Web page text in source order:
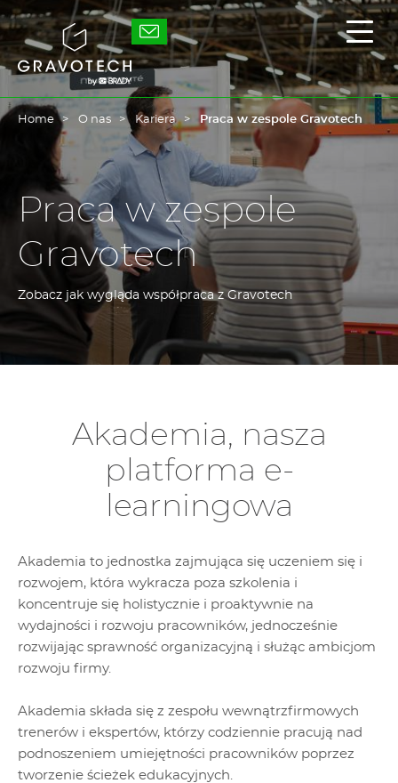
Skip
to
main
content
Gravotech
the
main
Home O nas Kariera Praca w zespole Gravotech
Praca w zespole
Gravotech
Zobacz jak wygląda współpraca z Gravotech
Akademia, nasza
platforma e-
learningowa
Akademia to jednostka zajmująca się uczeniem się i
rozwojem, która wykracza poza szkolenia i
koncentruje się holistycznie i proaktywnie na
wydajności i rozwoju pracowników, jednocześnie
rozwijając sprawność organizacyjną i służąc ambicjom
rozwoju firmy.
Akademia składa się z zespołu wewnątrzfirmowych
trenerów i ekspertów, którzy codziennie pracują nad
podnoszeniem umiejętności pracowników poprzez
tworzenie ścieżek edukacyjnych.